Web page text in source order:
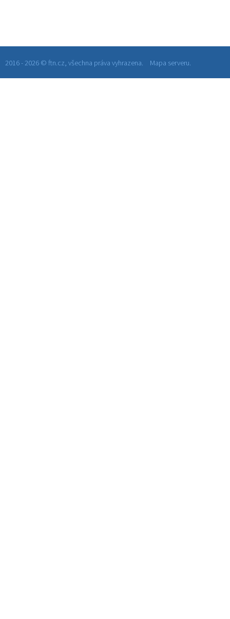
2016 - 2026 © ftn.cz, všechna práva vyhrazena. Mapa serveru.